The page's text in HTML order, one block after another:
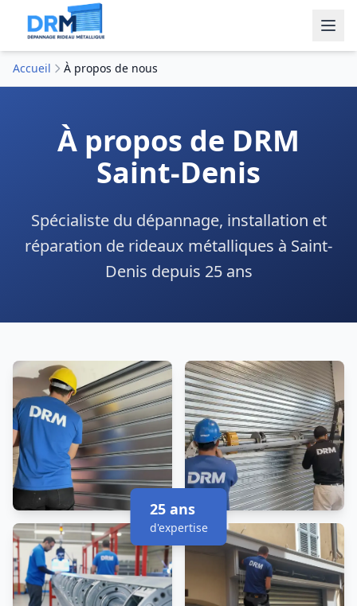
Accueil À propos de nous
À propos de DRM
Saint-Denis
Spécialiste du dépannage, installation et
réparation de rideaux métalliques à Saint-
Denis depuis 25 ans
25 ans
d'expertise